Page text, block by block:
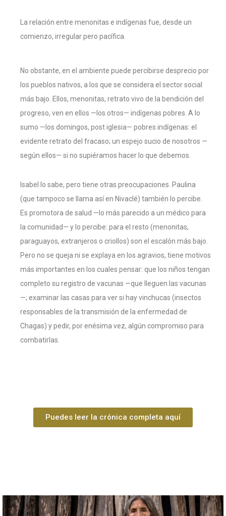
La relación entre menonitas e indígenas fue, desde un
comienzo, irregular pero pacífica.
No obstante, en el ambiente puede percibirse desprecio por
los pueblos nativos, a los que se considera el sector social
más bajo. Ellos, menonitas, retrato vivo de la bendición del
progreso, ven en ellos —los otros— indígenas pobres. A lo
sumo —los domingos, post iglesia— pobres indígenas: el
evidente retrato del fracaso; un espejo sucio de nosotros —
según ellos— si no supiéramos hacer lo que debemos.
Isabel lo sabe, pero tiene otras preocupaciones. Paulina
(que tampoco se llama así en Nivaclé) también lo percibe.
Es promotora de salud —lo más parecido a un médico para
la comunidad— y lo percibe: para el resto (menonitas,
paraguayos, extranjeros o criollos) son el escalón más bajo.
Pero no se queja ni se explaya en los agravios, tiene motivos
más importantes en los cuales pensar: que los niños tengan
completo su registro de vacunas —que lleguen las vacunas
—; examinar las casas para ver si hay vinchucas (insectos
responsables de la transmisión de la enfermedad de
Chagas) y pedir, por enésima vez, algún compromiso para
combatirlas.
Puedes leer la crónica completa aquí